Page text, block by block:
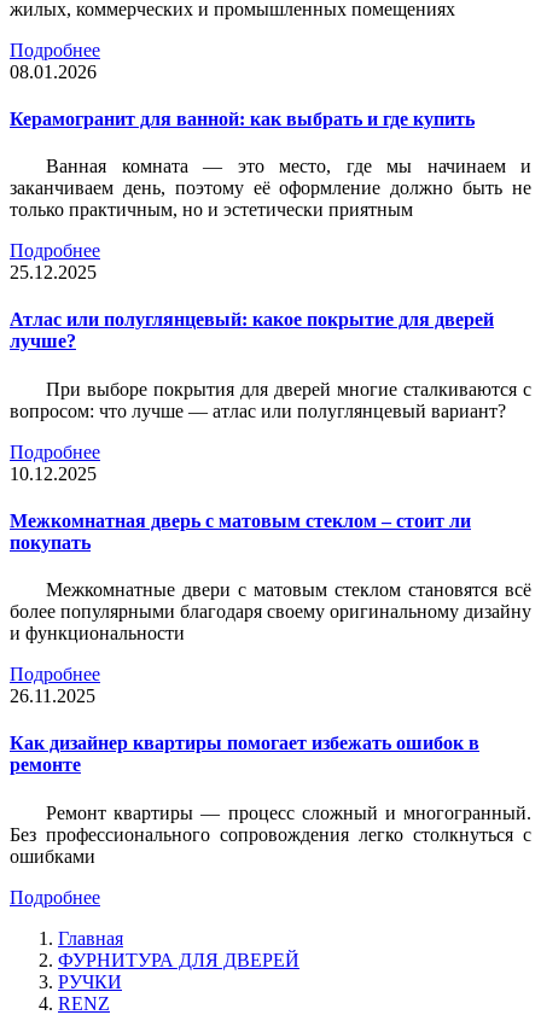
жилых, коммерческих и промышленных помещениях
Подробнее
08.01.2026
Керамогранит для ванной: как выбрать и где купить
Ванная комната — это место, где мы начинаем и
заканчиваем день, поэтому её оформление должно быть не
только практичным, но и эстетически приятным
Подробнее
25.12.2025
Атлас или полуглянцевый: какое покрытие для дверей
лучше?
При выборе покрытия для дверей многие сталкиваются с
вопросом: что лучше — атлас или полуглянцевый вариант?
Подробнее
10.12.2025
Межкомнатная дверь с матовым стеклом – стоит ли
покупать
Межкомнатные двери с матовым стеклом становятся всё
более популярными благодаря своему оригинальному дизайну
и функциональности
Подробнее
26.11.2025
Как дизайнер квартиры помогает избежать ошибок в
ремонте
Ремонт квартиры — процесс сложный и многогранный.
Без профессионального сопровождения легко столкнуться с
ошибками
Подробнее
Главная
ФУРНИТУРА ДЛЯ ДВЕРЕЙ
РУЧКИ
RENZ